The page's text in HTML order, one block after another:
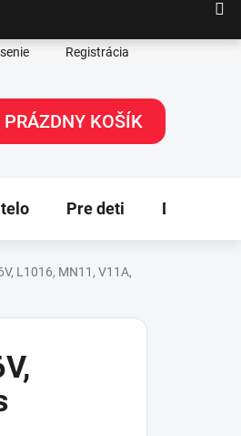
Registrácia
PRÁZDNY KOŠÍK
Pre deti Dekorácie
L1016, MN11, V11A,